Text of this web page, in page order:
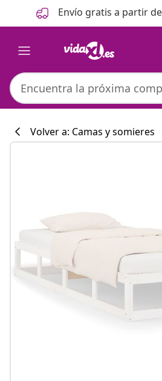
Anterior
Siguiente Envío gratis a partir
#sharemevidaxl
Volver a: Camas y somieres